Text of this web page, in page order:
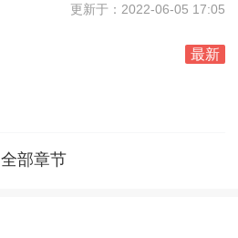
更新于：2022-06-05 17:05
最新
全部章节